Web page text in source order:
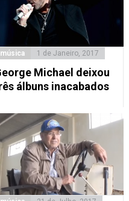
música 1 de Janeiro, 2017
Michael deixou
álbuns inacabados